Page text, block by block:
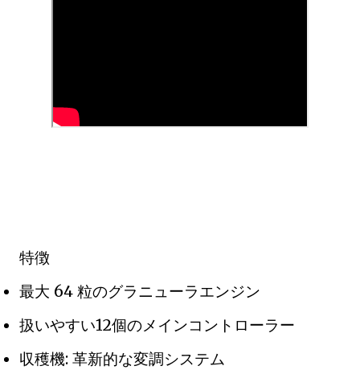
特徴
最大 64 粒のグラニューラエンジン
扱いやすい12個のメインコントローラー
収穫機: 革新的な変調システム